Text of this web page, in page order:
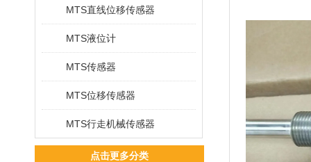
MTS直线位移传感器
MTS液位计
MTS传感器
MTS位移传感器
MTS行走机械传感器
点击更多分类